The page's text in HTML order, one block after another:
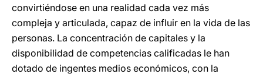
convirtiéndose en una realidad cada vez más
compleja y articulada, capaz de influir en la vida de las
personas. La concentración de capitales y la
disponibilidad de competencias calificadas le han
dotado de ingentes medios económicos, con la